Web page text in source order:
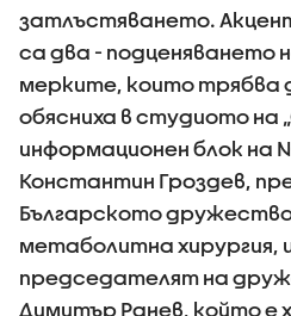
затлъстяването.
са два - подценяването
мерките, които трябва
обясниха в студиото на
информационен блок на
Константин Гроздев,
Българското
метаболитна хирургия,
председателят на
Димитър Ранев, който е